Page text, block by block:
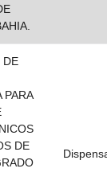
DE
PARA
DE